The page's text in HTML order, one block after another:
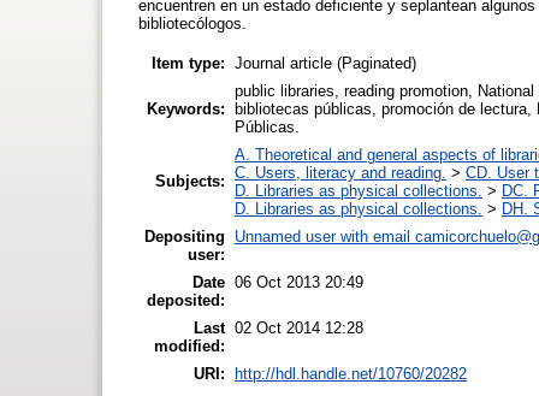
encuentren en un estado deficiente y seplantean
bibliotecólogos.
Item type: Journal article (Paginated)
Keywords:
public libraries, reading promotion,
bibliotecas públicas, promoción de
Públicas.
Subjects:
A. Theoretical and general aspects of
C. Users, literacy and reading. > CD. User
D. Libraries as physical collections. > DC.
D. Libraries as physical collections. > DH.
Depositing
user:
Unnamed user with email
Date
deposited:
06 Oct 2013 20:49
Last
modified:
02 Oct 2014 12:28
URI: http://hdl.handle.net/10760/20282